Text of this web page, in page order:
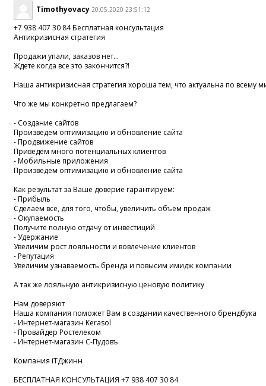
Timothyovacy 20.05.2020 23:51:12
+7 938 407 30 84 Бесплатная консультация
Антикризисная стратегия
Продажи упали, заказов нет...
Ждете когда все это закончится?!
Наша антикризисная стратегия хороша тем, что актуальна по
Что же мы конкретно предлагаем?
- Создание сайтов
Произведем оптимизацию и обновление сайта
- Продвижение сайтов
Приведём много потенциальных клиентов
- Мобильные приложения
Произведем оптимизацию и обновление сайта
Как результат за Ваше доверие гарантируем:
- Прибыль
Сделаем всё, для того, чтобы, увеличить объем продаж
- Окупаемость
Получите полную отдачу от инвестиций
- Удержание
Увеличим рост лояльности и вовлечение клиентов
- Репутация
Увеличим узнаваемость бренда и повысим имидж компании
А так же лояльную антикризисную ценовую политику
Нам доверяют
Наша компания поможет Вам в создании качественного брендбука
- Интернет-магазин Kerasol
- Провайдер Ростелеком
- Интернет-магазин С-Пудовъ
Компания iTДжинн
БЕСПЛАТНАЯ КОНСУЛЬТАЦИЯ +7 938 407 30 84